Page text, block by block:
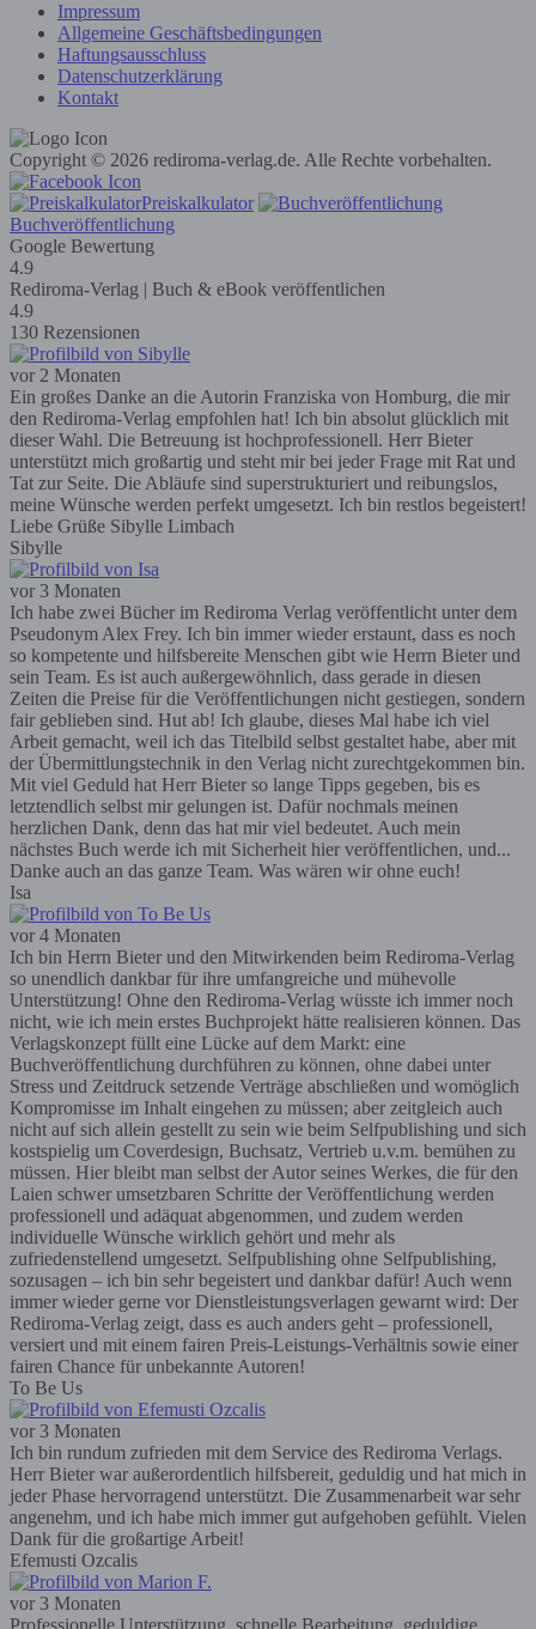
Impressum
Allgemeine Geschäftsbedingungen
Haftungsausschluss
Datenschutzerklärung
Kontakt
Copyright © 2026 rediroma-verlag.de. Alle Rechte vorbehalten.
Preiskalkulator
Buchveröffentlichung
Google Bewertung
4.9
Rediroma-Verlag | Buch & eBook veröffentlichen
4.9
130 Rezensionen
vor 2 Monaten
Ein großes Danke an die Autorin Franziska von Homburg, die mir
den Rediroma-Verlag empfohlen hat! Ich bin absolut glücklich mit
dieser Wahl. Die Betreuung ist hochprofessionell. Herr Bieter
unterstützt mich großartig und steht mir bei jeder Frage mit Rat und
Tat zur Seite. Die Abläufe sind superstrukturiert und reibungslos,
meine Wünsche werden perfekt umgesetzt. Ich bin restlos begeistert!
Liebe Grüße Sibylle Limbach
Sibylle
vor 3 Monaten
Ich habe zwei Bücher im Rediroma Verlag veröffentlicht unter dem
Pseudonym Alex Frey. Ich bin immer wieder erstaunt, dass es noch
so kompetente und hilfsbereite Menschen gibt wie Herrn Bieter und
sein Team. Es ist auch außergewöhnlich, dass gerade in diesen
Zeiten die Preise für die Veröffentlichungen nicht gestiegen, sondern
fair geblieben sind. Hut ab! Ich glaube, dieses Mal habe ich viel
Arbeit gemacht, weil ich das Titelbild selbst gestaltet habe, aber mit
der Übermittlungstechnik in den Verlag nicht zurechtgekommen bin.
Mit viel Geduld hat Herr Bieter so lange Tipps gegeben, bis es
letztendlich selbst mir gelungen ist. Dafür nochmals meinen
herzlichen Dank, denn das hat mir viel bedeutet. Auch mein
nächstes Buch werde ich mit Sicherheit hier veröffentlichen, und...
Danke auch an das ganze Team. Was wären wir ohne euch!
Isa
vor 4 Monaten
Ich bin Herrn Bieter und den Mitwirkenden beim Rediroma-Verlag
so unendlich dankbar für ihre umfangreiche und mühevolle
Unterstützung! Ohne den Rediroma-Verlag wüsste ich immer noch
nicht, wie ich mein erstes Buchprojekt hätte realisieren können. Das
Verlagskonzept füllt eine Lücke auf dem Markt: eine
Buchveröffentlichung durchführen zu können, ohne dabei unter
Stress und Zeitdruck setzende Verträge abschließen und womöglich
Kompromisse im Inhalt eingehen zu müssen; aber zeitgleich auch
nicht auf sich allein gestellt zu sein wie beim Selfpublishing und sich
kostspielig um Coverdesign, Buchsatz, Vertrieb u.v.m. bemühen zu
müssen. Hier bleibt man selbst der Autor seines Werkes, die für den
Laien schwer umsetzbaren Schritte der Veröffentlichung werden
professionell und adäquat abgenommen, und zudem werden
individuelle Wünsche wirklich gehört und mehr als
zufriedenstellend umgesetzt. Selfpublishing ohne Selfpublishing,
sozusagen – ich bin sehr begeistert und dankbar dafür! Auch wenn
immer wieder gerne vor Dienstleistungsverlagen gewarnt wird: Der
Rediroma-Verlag zeigt, dass es auch anders geht – professionell,
versiert und mit einem fairen Preis-Leistungs-Verhältnis sowie einer
fairen Chance für unbekannte Autoren!
To Be Us
vor 3 Monaten
Ich bin rundum zufrieden mit dem Service des Rediroma Verlags.
Herr Bieter war außerordentlich hilfsbereit, geduldig und hat mich in
jeder Phase hervorragend unterstützt. Die Zusammenarbeit war sehr
angenehm, und ich habe mich immer gut aufgehoben gefühlt. Vielen
Dank für die großartige Arbeit!
Efemusti Ozcalis
vor 3 Monaten